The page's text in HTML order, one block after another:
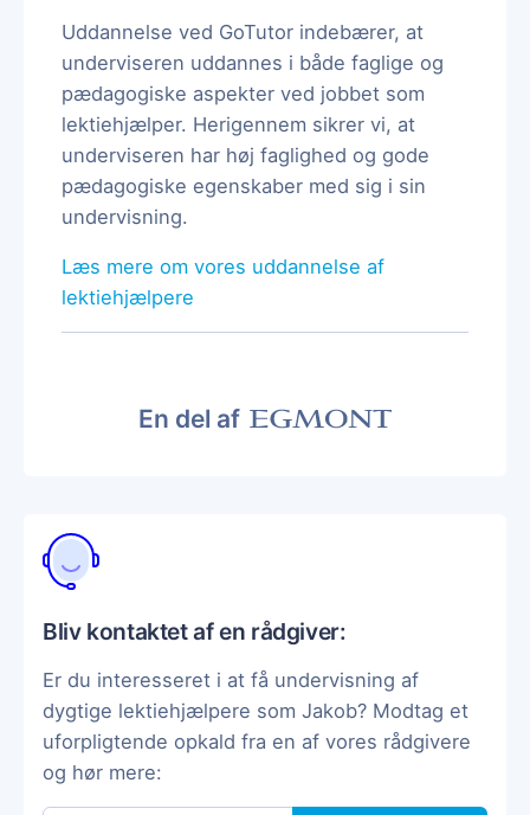
Uddannelse ved GoTutor indebærer, at
underviseren uddannes i både faglige og
pædagogiske aspekter ved jobbet som
lektiehjælper. Herigennem sikrer vi, at
underviseren har høj faglighed og gode
pædagogiske egenskaber med sig i sin
undervisning.
Læs mere om vores uddannelse af
lektiehjælpere
En del af
Bliv kontaktet af en rådgiver:
Er du interesseret i at få undervisning af
dygtige lektiehjælpere som Jakob? Modtag et
uforpligtende opkald fra en af vores rådgivere
og hør mere: